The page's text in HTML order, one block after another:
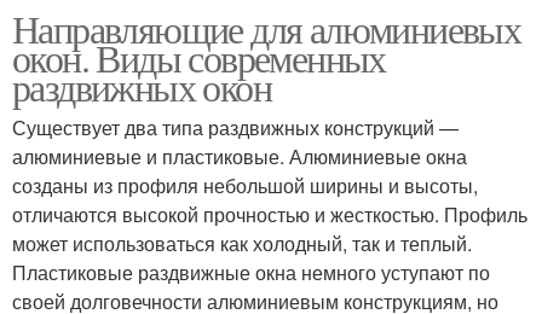
Направляющие для алюминиевых
окон. Виды современных
раздвижных окон
Существует два типа раздвижных конструкций —
алюминиевые и пластиковые. Алюминиевые окна
созданы из профиля небольшой ширины и высоты,
отличаются высокой прочностью и жесткостью. Профиль
может использоваться как холодный, так и теплый.
Пластиковые раздвижные окна немного уступают по
своей долговечности алюминиевым конструкциям, но